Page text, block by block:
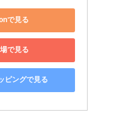
で見る
で見る
ピングで見る